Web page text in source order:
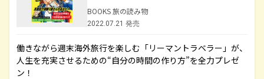
BOOKS 旅の読み物
2022.07.21 発売
働きながら週末海外旅行を楽しむ「リーマントラベラー」が、
人生を充実させるための“自分の時間の作り方”を全力プレゼ
ン！